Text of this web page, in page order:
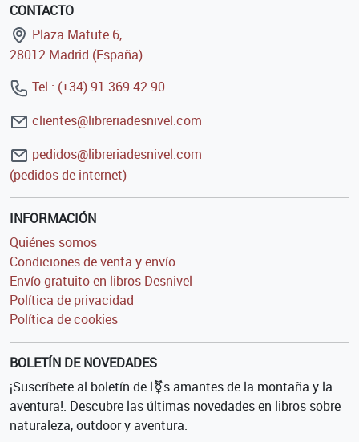
CONTACTO
Plaza Matute 6,
28012 Madrid (España)
Tel.: (+34) 91 369 42 90
clientes@libreriadesnivel.com
pedidos@libreriadesnivel.com
(pedidos de internet)
INFORMACIÓN
Quiénes somos
Condiciones de venta y envío
Envío gratuito en libros Desnivel
Política de privacidad
Política de cookies
BOLETÍN DE NOVEDADES
¡Suscríbete al boletín de l⚧s amantes de la montaña y la
aventura!. Descubre las últimas novedades en libros sobre
naturaleza, outdoor y aventura.